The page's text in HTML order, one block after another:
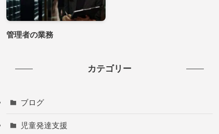
管理者の業務
カテゴリー
ブログ
児童発達支援